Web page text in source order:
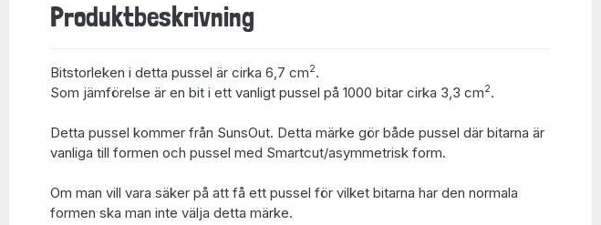
Produktbeskrivning
Bitstorleken i detta pussel är cirka 6,7 cm2.
Som jämförelse är en bit i ett vanligt pussel på 1000 bitar cirka 3,3 cm2.
Detta pussel kommer från SunsOut. Detta märke gör både pussel där bitarna är
vanliga till formen och pussel med Smartcut/asymmetrisk form.
Om man vill vara säker på att få ett pussel för vilket bitarna har den normala
formen ska man inte välja detta märke.